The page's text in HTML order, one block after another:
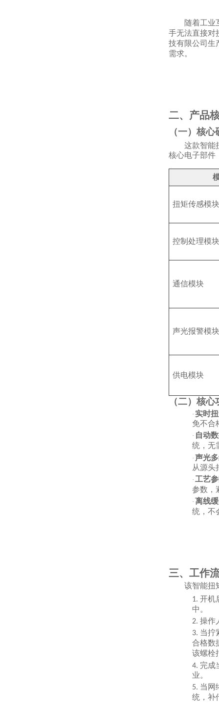
随着工业
手无法直接对
技有限公司生
需求。
二、产品
（一）核
这款智能
核心电子部件
扭矩传感模块
控制处理模块
通信模块
声光报警模块
供电模块
（二）核
· 实时
免不合
· 自动
统，无
· 声光
从源头
· 工艺
参数，
· 离线
统，不
三、工作
该智能扭
1. 开机
中。
2. 操作
3. 当拧
合格数
该螺栓
4. 完成
业。
5. 当网
统，补